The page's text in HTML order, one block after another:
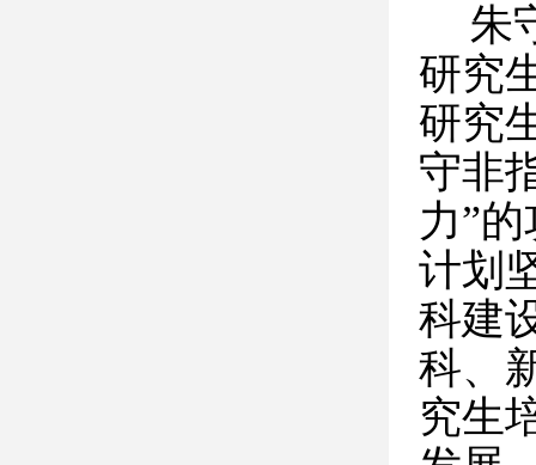
朱
研究
研究
守非
力”
计划
科建
科、
究生